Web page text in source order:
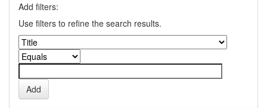
Add filters:
Use filters to refine the search results.